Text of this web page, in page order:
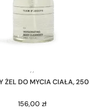
,,
ŻEL DO MYCIA CIAŁA,
156,00 zł